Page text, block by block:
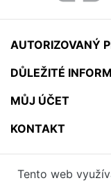
AUTORIZOVANÝ
DŮLEŽITÉ
MŮJ ÚČET
KONTAKT
Tento web